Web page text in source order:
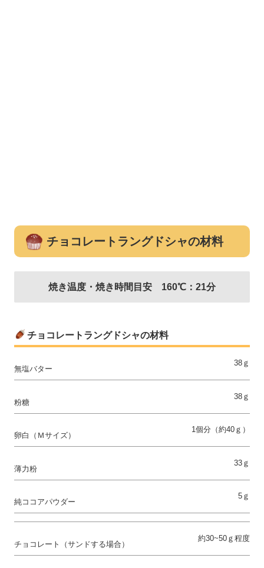
チョコレートラングドシャの材料
焼き温度・焼き時間目安 160℃：21分
チョコレートラングドシャの材料
無塩バター
38ｇ
粉糖
38ｇ
卵白（Ｍサイズ）
1個分（約40ｇ）
薄力粉
33ｇ
純ココアパウダー
5ｇ
チョコレート（サンドする場合）
約30~50ｇ程度